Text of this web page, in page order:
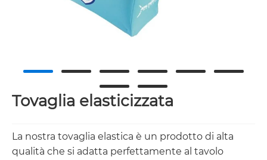
Tovaglia elasticizzata
La nostra tovaglia elastica è un prodotto di alta
qualità che si adatta perfettamente al tavolo